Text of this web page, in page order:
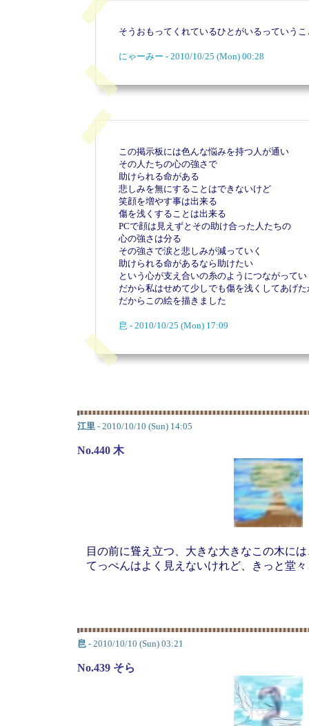
そうおもってくれているひとがいるっていう
にゃーみー - 2010/10/25 (Mon) 00:28
この掲示板には色んな悩みを持つ人が通い
その人たちの心の強さで
助けられる命がある
悲しみを無にすることはできないけど
笑顔を増やす事は出来る
傷を浅くすることは出来る
PCで顔は見えずとその助け合った人たちの
心の強さは分る
その強さで涙と悲しみが減っていく
助けられる命があるなら助けたい
という心が支え合いの糸のようにつながってい
だから私はせめて少しでも傷を浅くしてあげ
だからこの絵を描きました
皀 - 2010/10/25 (Mon) 17:09
江里 - 2010/10/10 (Sun) 14:05
No.440 木
目の前に聳え立つ、大きな大きなこの木に
てっぺんはよく見えないけれど、きっと堂
皀 - 2010/10/10 (Sun) 03:21
No.439 そら